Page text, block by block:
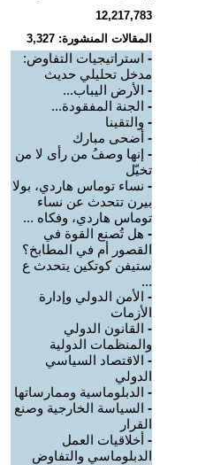
12,217,783
المقالات المنشورة: 3,327
- استراتيجيات التفاوض:
مدخل تحليلي حديث
- الأرض اليباب...
- الجنة المفقودة...
- والتقينا
- أضحى مبارك
- إنها وصفُ من رأى لا من
تخيّل
- نساء توماس هاردي، بولا
بيرن تتحدث عن نساء
توماس هاردي، وفكاه ...
- هل تُصنع القوة في
القصور أم في المطابخ؟
ستيفن كوتكين يتحدث ع
...
- ‏الأمن الدولي وإدارة
الأزمات
- القانون الدولي
والمنظمات الدولية
- ‏الاقتصاد السياسي
الدولي ‏
- ‏الدبلوماسية وممارساتها
- ‏السياسة الخارجية وصنع
القرار
- ‏أخلاقيات العمل
الدبلوماسي والتفاوض